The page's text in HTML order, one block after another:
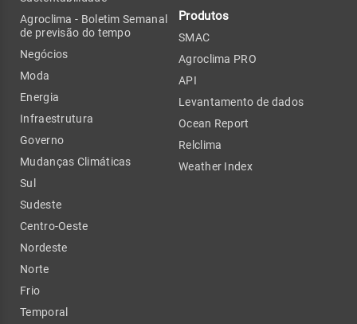
Agroclima - Boletim Semanal
de previsão do tempo
Negócios
Moda
Energia
Infraestrutura
Governo
Mudanças Climáticas
Sul
Sudeste
Centro-Oeste
Nordeste
Norte
Frio
Temporal
Produtos
SMAC
Agroclima PRO
API
Levantamento de dados
Ocean Report
Relclima
Weather Index